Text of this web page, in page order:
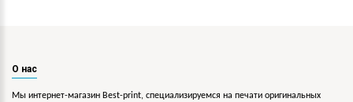
О нас
Мы интернет-магазин Best-print, специализируемся на печати оригинальных